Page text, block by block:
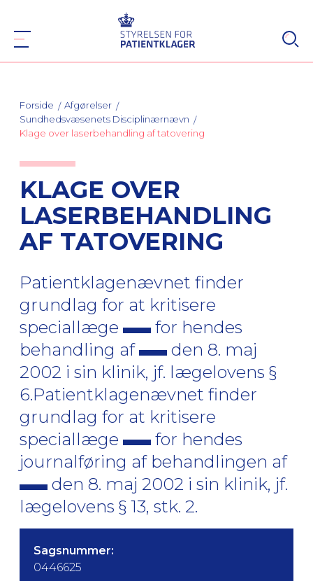
Forside
Afgørelser
Sundhedsvæsenets Disciplinærnævn
Klage over laserbehandling af tatovering
KLAGE OVER
LASERBEHANDLING
AF TATOVERING
Patientklagenævnet finder
grundlag for at kritisere
speciallæge
for hendes
behandling af
den 8. maj
2002 i sin klinik, jf. lægelovens §
6.Patientklagenævnet finder
grundlag for at kritisere
speciallæge
for hendes
journalføring af behandlingen af
den 8. maj 2002 i sin klinik, jf.
lægelovens § 13, stk. 2.
Sagsnummer:
0446625